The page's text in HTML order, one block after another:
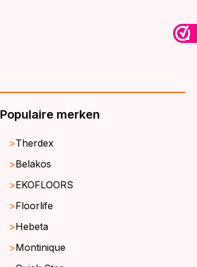
Populaire merken
Therdex
Belakos
EKOFLOORS
Floorlife
Hebeta
Montinique